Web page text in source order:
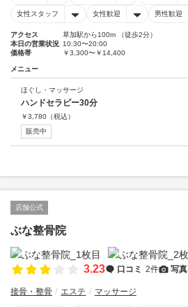
女性スタッフ 女性歓迎 男性歓迎
アクセス
草加駅から100m （徒歩2分）
本日の営業状況 10:30〜20:00
価格帯
￥3,300〜￥14,400
メニュー
ほぐし・マッサージ
ハンドセラピー30分
￥3,780 （税込）
販売中
店舗公式
ぶな整骨院
3.23 口コミ 2件 写真
接骨・整骨 エステ マッサージ